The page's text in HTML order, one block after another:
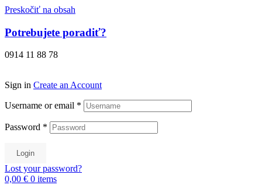
Preskočiť na obsah
Potrebujete poradiť?
0914 11 88 78
Sign in Create an Account
Username or email *
Password *
Login
Lost your password?
0,00 € 0 items